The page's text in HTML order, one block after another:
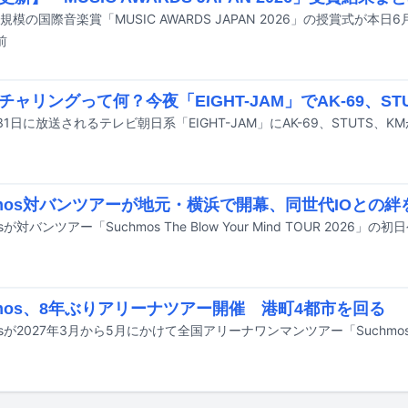
ャリングって何？今夜「EIGHT-JAM」でAK-69、
日に放送されるテレビ朝日系「EIGHT-JAM」にAK-69、STUTS、
対バンツアーが地元・横浜で開幕、同世代IOとの絆
、8年ぶりアリーナツアー開催 港町4都市を回る